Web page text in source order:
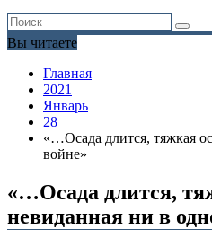
Вы читаете
Главная
2021
Январь
28
«…Осада длится, тяжкая
войне»
«…Осада длится,
невиданная ни в